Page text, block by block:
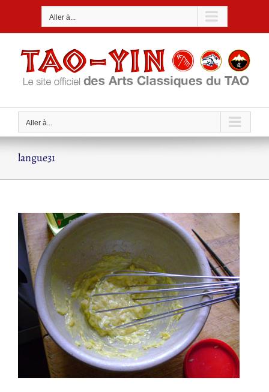
Aller à...
Aller à...
langue31